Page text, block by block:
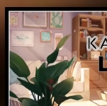
Passer
au
contenu